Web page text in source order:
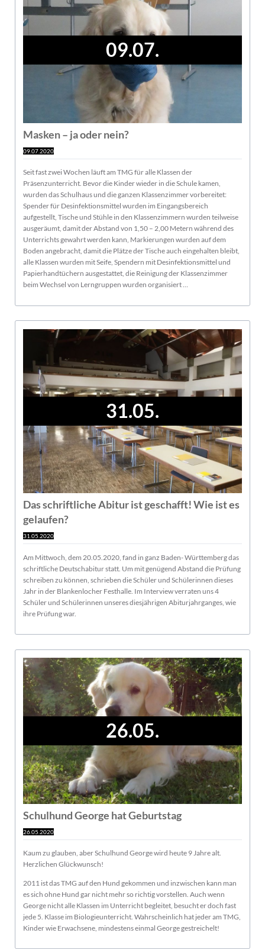
09.07.
Masken – ja oder nein?
09.07.2020
Seit fast zwei Wochen läuft am TMG für alle Klassen der
Präsenzunterricht. Bevor die Kinder wieder in die Schule kamen,
wurden das Schulhaus und die ganzen Klassenzimmer vorbereitet:
Spender für Desinfektionsmittel wurden im Eingangsbereich
aufgestellt, Tische und Stühle in den Klassenzimmern wurden teilweise
ausgeräumt, damit der Abstand von 1,50 – 2,00 Metern während des
Unterrichts gewahrt werden kann, Markierungen wurden auf dem
Boden angebracht, damit die Plätze der Tische auch eingehalten bleibt,
alle Klassen wurden mit Seife, Spendern mit Desinfektionsmittel und
Papierhandtüchern ausgestattet, die Reinigung der Klassenzimmer
beim Wechsel von Lerngruppen wurden organisiert …
31.05.
Das schriftliche Abitur ist geschafft! Wie ist es
gelaufen?
31.05.2020
Am Mittwoch, dem 20.05.2020, fand in ganz Baden- Württemberg das
schriftliche Deutschabitur statt. Um mit genügend Abstand die Prüfung
schreiben zu können, schrieben die Schüler und Schülerinnen dieses
Jahr in der Blankenlocher Festhalle. Im Interview verraten uns 4
Schüler und Schülerinnen unseres diesjährigen Abiturjahrganges, wie
ihre Prüfung war.
26.05.
Schulhund George hat Geburtstag
26.05.2020
Kaum zu glauben, aber Schulhund George wird heute 9 Jahre alt.
Herzlichen Glückwunsch!
2011 ist das TMG auf den Hund gekommen und inzwischen kann man
es sich ohne Hund gar nicht mehr so richtig vorstellen. Auch wenn
George nicht alle Klassen im Unterricht begleitet, besucht er doch fast
jede 5. Klasse im Biologieunterricht. Wahrscheinlich hat jeder am TMG,
Kinder wie Erwachsene, mindestens einmal George gestreichelt!